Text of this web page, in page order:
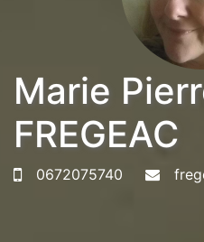
Marie
FREGEAC
0672075740